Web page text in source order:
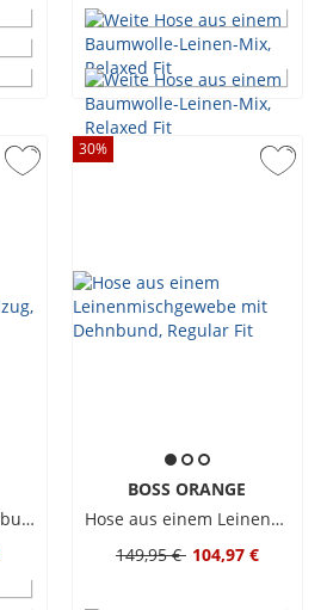
Leinenhose mit Dehnbund und Tunnelzug, Wide Fit
30%
BOSS ORANGE
Hose aus einem Leinenmischgewebe mit Dehnbund, Regular Fit
149,95 € 104,97 €